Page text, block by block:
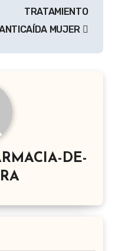
TRATAMIENTO
MUJER
DE-